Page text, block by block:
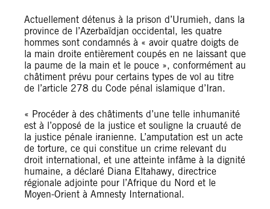
Actuellement détenus à la prison d’Urumieh, dans la
province de l’Azerbaïdjan occidental, les quatre
hommes sont condamnés à « avoir quatre doigts de
la main droite entièrement coupés en ne laissant que
la paume de la main et le pouce », conformément au
châtiment prévu pour certains types de vol au titre
de l’article 278 du Code pénal islamique d’Iran.
« Procéder à des châtiments d’une telle inhumanité
est à l’opposé de la justice et souligne la cruauté de
la justice pénale iranienne. L’amputation est un acte
de torture, ce qui constitue un crime relevant du
droit international, et une atteinte infâme à la dignité
humaine, a déclaré Diana Eltahawy, directrice
régionale adjointe pour l’Afrique du Nord et le
Moyen-Orient à Amnesty International.